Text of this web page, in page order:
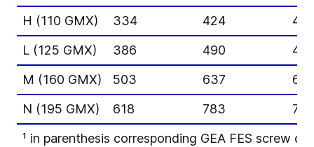
H (110 GMX)
334 424
40
L (125 GMX)
386 490
46
M (160 GMX)
503 637
61
N (195 GMX)
618 783
75
¹ in parenthesis corresponding GEA FES screw